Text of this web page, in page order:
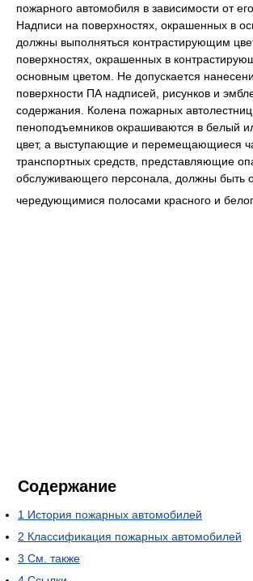
пожарного автомобиля в зависимости от
Надписи на поверхностях, окрашенных в
должны выполняться контрастирующим
поверхностях, окрашенных в
основным цветом. Не допускается
поверхности ПА надписей, рисунков и
содержания. Колена пожарных
пеноподъемников окрашиваются в белый
цвет, а выступающие и перемещающиеся
транспортных средств, представляющие
обслуживающего персонала, должны быть
чередующимися полосами красного и
Содержание
1 История пожарных автомобилей
2 Классификация пожарных автомобилей
3 См. также